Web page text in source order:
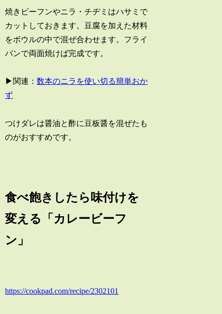
焼きビーフンやニラ・チヂミはハサミで
カットしておきます。豆腐を加えた材料
をボウルの中で混ぜ合わせます。フライ
パンで両面焼けば完成です。
▶関連：数本のニラを使い切る簡単おか
ず
つけダレは醤油と酢に豆板醤を混ぜたも
のがおすすめです。
食べ飽きしたら味付けを
変える「カレービーフ
ン」
https://cookpad.com/recipe/2302101